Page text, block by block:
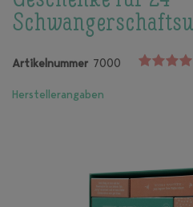
Artikelnummer 7000
Herstellerangaben